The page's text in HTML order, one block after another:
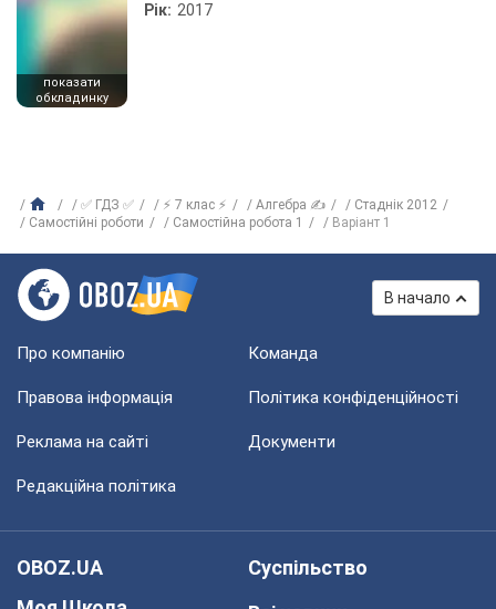
показати
обкладинку
Рік: 2017
✅ ГДЗ ✅ ⚡ 7 клас ⚡ Алгебра ✍
Стаднік 2012
Самостійні роботи
Самостійна робота 1 Варіант 1
В начало
Про компанію Команда
Правова інформація Політика конфіденційності
Реклама на сайті Документи
Редакційна політика
OBOZ.UA
Суспільство